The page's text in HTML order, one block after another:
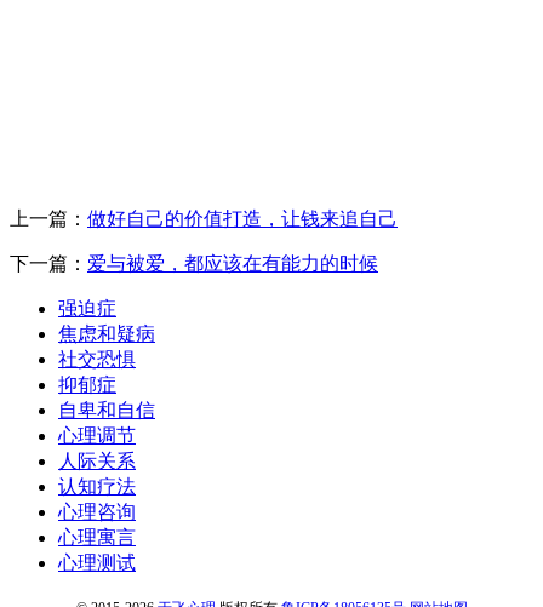
上一篇： 做好自己的价值打造，让钱来追自己
下一篇： 爱与被爱，都应该在有能力的时候
强迫症
焦虑和疑病
社交恐惧
抑郁症
自卑和自信
心理调节
人际关系
认知疗法
心理咨询
心理寓言
心理测试